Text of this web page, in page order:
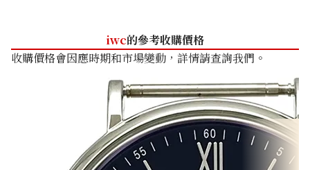
iwc的參考收購價格
收購價格會因應時期和市場變動，詳情請查詢我們。